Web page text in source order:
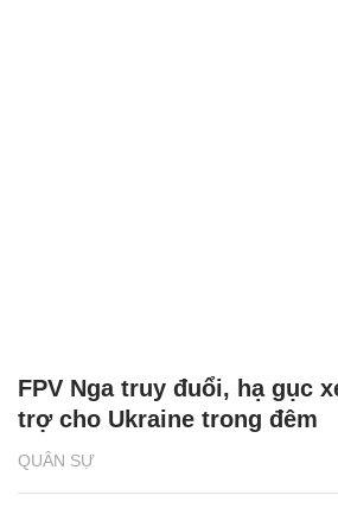
QUÂN SỰ
FPV Nga truy đuổi, hạ gục
trợ cho Ukraine trong đêm